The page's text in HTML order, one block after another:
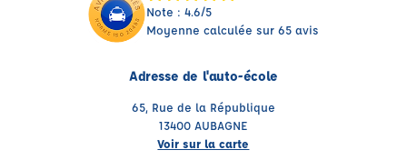
Note : 4.6/5
Moyenne calculée sur 65 avis
Adresse de l'auto-école
65, Rue de la République
13400 AUBAGNE
Voir sur la carte